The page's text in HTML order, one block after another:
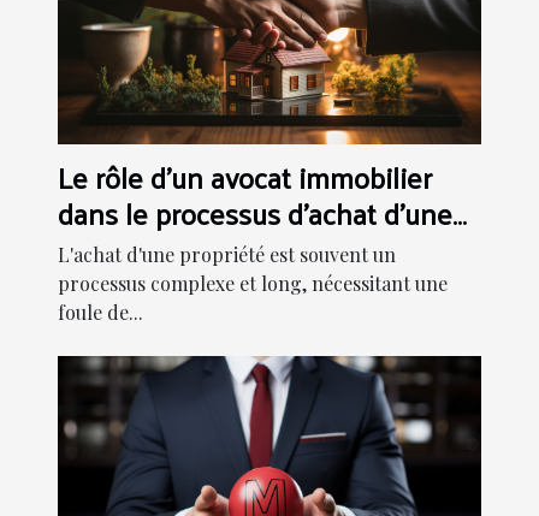
Le rôle d'un avocat immobilier
dans le processus d'achat d'une
propriété
L'achat d'une propriété est souvent un
processus complexe et long, nécessitant une
foule de...